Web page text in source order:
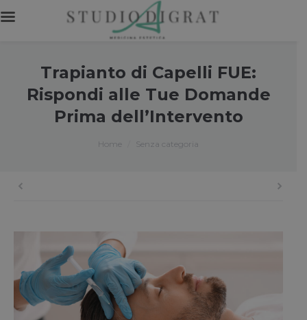
Trapianto di Capelli FUE:
Rispondi alle Tue Domande
Prima dell’Intervento
Home Senza categoria